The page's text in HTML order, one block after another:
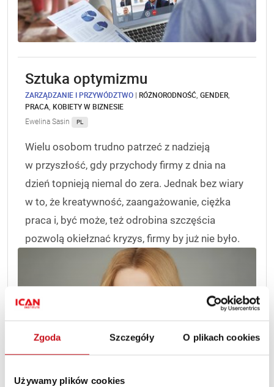
Zgoda Szczegóły O plikach cookies
Używamy plików cookies
Sztuka optymizmu
ZARZĄDZANIE I PRZYWÓDZTWO | RÓŻNORODNOŚĆ GENDER
PRACA KOBIETY W BIZNESIE
Ewelina Sasin PL
Wielu osobom trudno patrzeć z nadzieją
w przyszłość, gdy przychody firmy z dnia na
dzień topnieją niemal do zera. Jednak bez wiary
w to, że kreatywność, zaangażowanie, ciężka
praca i, być może, też odrobina szczęścia
pozwolą okiełznać kryzys, firmy by już nie było.